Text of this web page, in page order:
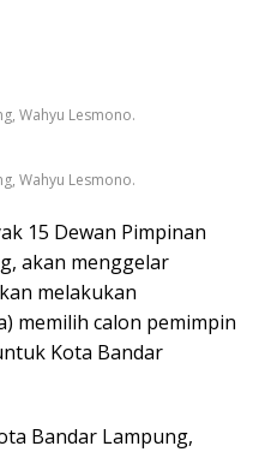
Wahyu Lesmono.
Wahyu Lesmono.
15 Dewan Pimpinan
akan menggelar
melakukan
memilih calon pemimpin
Kota Bandar
Bandar Lampung,